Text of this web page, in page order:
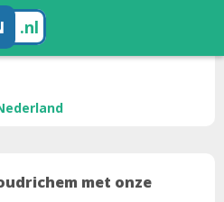
.nl
met onze